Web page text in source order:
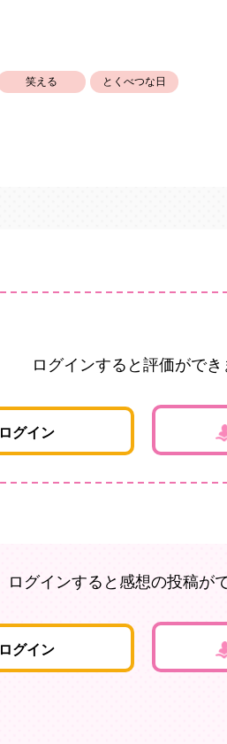
笑える とくべつな日
ログインすると評価ができ
ログイン
ログインすると感想の投稿が
ログイン